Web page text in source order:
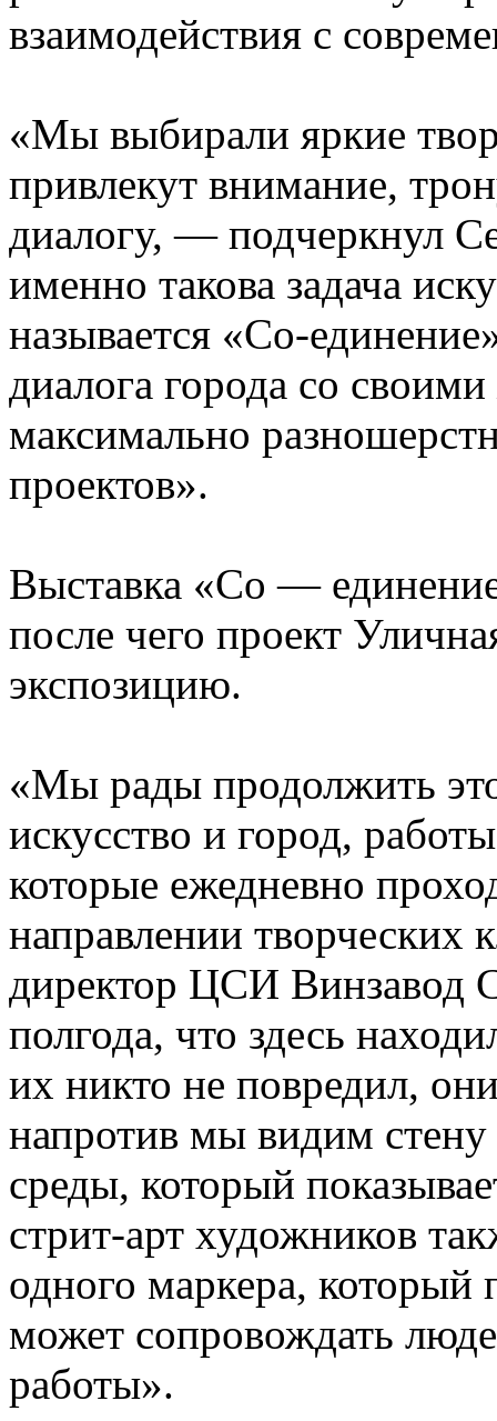
взаимодействия с
«Мы выбирали яркие
привлекут внимание,
диалогу, — подчеркнул
именно такова задача
называется «Со-
диалога города со
максимально
проектов».
Выставка «Со —
после чего проект
экспозицию.
«Мы рады продолжить
искусство и город,
которые ежедневно
направлении творческих
директор ЦСИ Винзавод
полгода, что здесь
их никто не повредил,
напротив мы видим
среды, который
стрит-арт художников
одного маркера, который
может сопровождать
работы».